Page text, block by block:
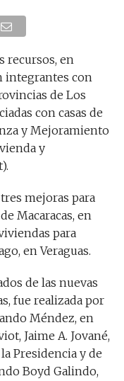
recursos, en
integrantes con
de Los
con casas de
y Mejoramiento
y
mejoras para
Macaracas, en
para
en Veraguas.
de las nuevas
fue realizada por
Méndez, en
Jaime A. Jované,
Presidencia y de
Boyd Galindo,